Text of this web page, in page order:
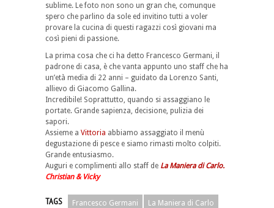
sublime. Le foto non sono un gran che, comunque
spero che parlino da sole ed invitino tutti a voler
provare la cucina di questi ragazzi così giovani ma
così pieni di passione.
La prima cosa che ci ha detto Francesco Germani, il
padrone di casa, è che vanta appunto uno staff che ha
un’età media di 22 anni – guidato da Lorenzo Santi,
allievo di Giacomo Gallina.
Incredibile! Soprattutto, quando si assaggiano le
portate. Grande sapienza, decisione, pulizia dei
sapori.
Assieme a Vittoria abbiamo assaggiato il menù
degustazione di pesce e siamo rimasti molto colpiti.
Grande entusiasmo.
Auguri e complimenti allo staff de La Maniera di Carlo.
Christian & Vicky
TAGS Francesco Germani La Maniera di Carlo